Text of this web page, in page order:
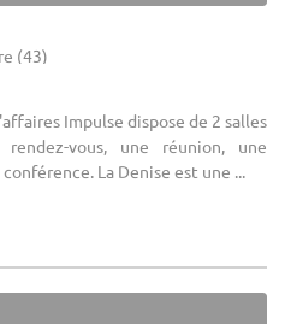
(43)
Impulse dispose de 2 salles
vous, une réunion, une
La Denise est une ...